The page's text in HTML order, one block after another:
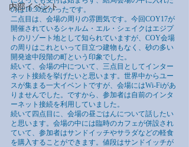
内部イベント
のは10:30近かったです。
二点目は、会場の周りの雰囲気です。今回COY17が
開催されているシャルム・エル・シェイクはエジプ
トのリゾート地として知られていますが、COY会場
の周りはこれといって目立つ建物もなく、砂の多い
開発途中段階の町という印象でした。
続いて、会場の中について、三点目としてインター
ネット接続を挙げたいと思います。世界中からユー
スが集まる一大イベントですが、会場にはWi-Fiがあ
りませんでした。ですから、参加者は自前のインタ
ーネット接続を利用していました。
続いて四点目に、会場の昼ごはんについて話したい
と思います。会場の中には臨時のカフェが併設され
ていて、参加者はサンドイッチやサラダなどの軽食
を購入することができます。値段はサンドイッチが